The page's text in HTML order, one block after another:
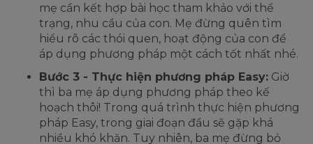
mẹ cần kết hợp bài học tham khảo với thể
trạng, nhu cầu của con. Mẹ đừng quên tìm
hiểu rõ các thói quen, hoạt động của con để
áp dụng phương pháp một cách tốt nhất nhé.
Bước 3 - Thực hiện phương pháp Easy: Giờ
thì ba mẹ áp dụng phương pháp theo kế
hoạch thôi! Trong quá trình thực hiện phương
pháp Easy, trong giai đoạn đầu sẽ gặp khá
nhiều khó khăn. Tuy nhiên, ba mẹ đừng bỏ